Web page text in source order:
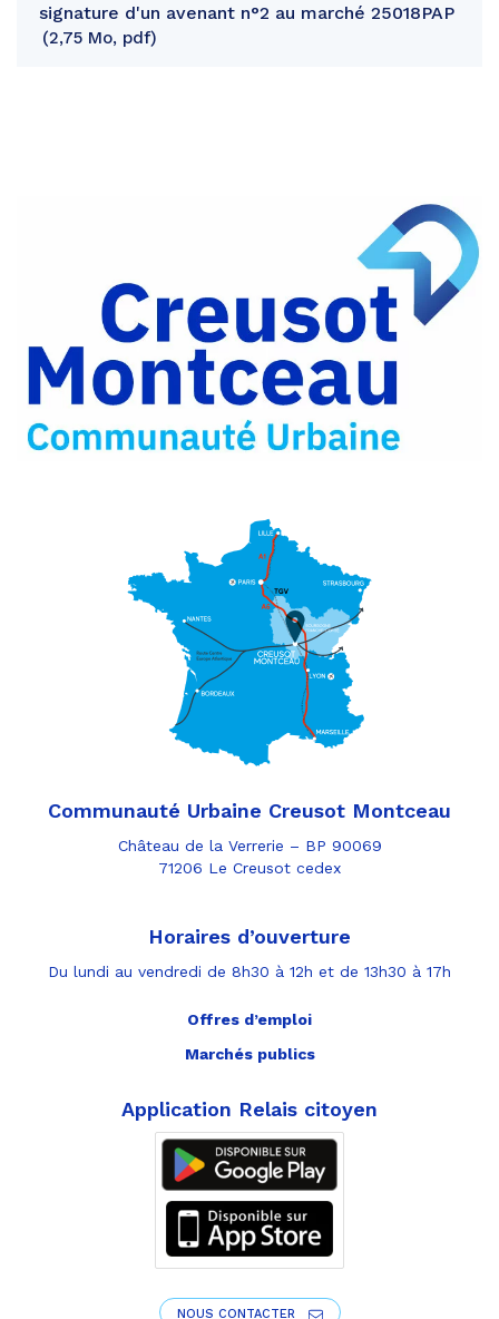
signature d'un avenant n°2 au marché 25018PAP
2,75 Mo, pdf
Facebook
Partager
Twitter
Partager
par
e-
mail
Communauté Urbaine Creusot Montceau
Château de la Verrerie – BP 90069
71206 Le Creusot cedex
Horaires d’ouverture
Du lundi au vendredi de 8h30 à 12h et de 13h30 à 17h
Offres d’emploi
Marchés publics
Application Relais citoyen
NOUS CONTACTER